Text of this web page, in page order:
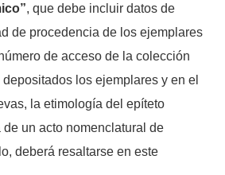
, que debe incluir datos de
de procedencia de los ejemplares
de acceso de la colección
los ejemplares y en el
la etimología del epíteto
un acto nomenclatural de
deberá resaltarse en este